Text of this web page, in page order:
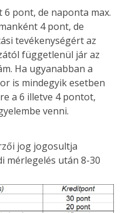
pont, de naponta max.
4 pont, de
tevékenységért az
függetlenül jár az
Ha ugyanabban a
is mindegyik esetben
a 6 illetve 4 pontot,
venni.
jog jogosultja
mérlegelés után 8-30